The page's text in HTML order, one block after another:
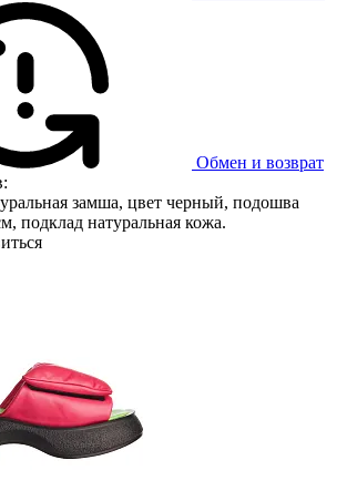
Обмен и возврат
замша, цвет черный, подошва
подклад натуральная кожа.